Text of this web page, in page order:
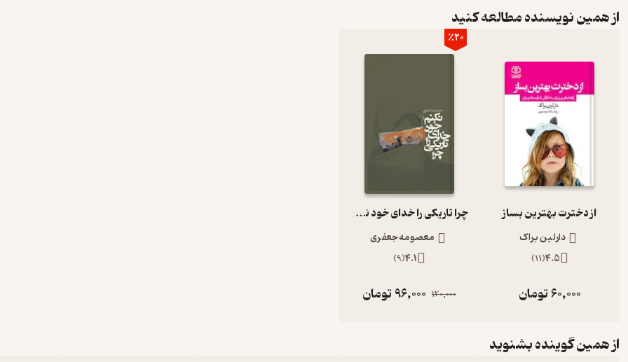
از همین نویسنده مطالعه کنید
از دخترت بهترین بساز
دارلین براک
4.5
(
11
)
60,000تومان
٪20
چرا تاریکی را خدای خود نکنم
معصومه جعفری
4.1
(
9
)
120,000
96,000تومان
از همین گوینده بشنوید